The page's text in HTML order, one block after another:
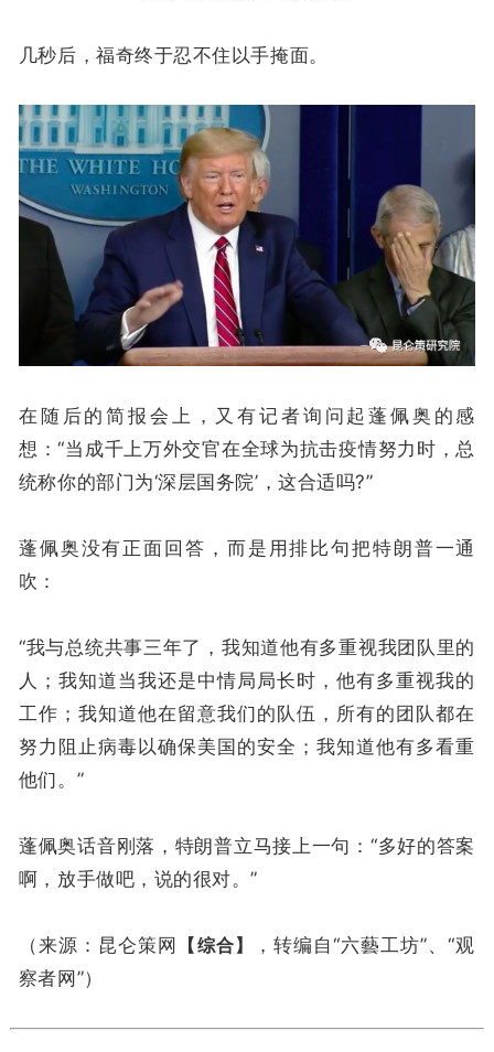
几秒后，福奇终于忍不住以手掩面。
在随后的简报会上，又有记者询问起蓬佩奥的感
想：“当成千上万外交官在全球为抗击疫情努力时，总
统称你的部门为‘深层国务院’，这合适吗?”
蓬佩奥没有正面回答，而是用排比句把特朗普一通
吹：
“我与总统共事三年了，我知道他有多重视我团队里的
人；我知道当我还是中情局局长时，他有多重视我的
工作；我知道他在留意我们的队伍，所有的团队都在
努力阻止病毒以确保美国的安全；我知道他有多看重
他们。”
蓬佩奥话音刚落，特朗普立马接上一句：“多好的答案
啊，放手做吧，说的很对。”
（来源：昆仑策网 【综合】
，转编自“六藝工坊”、“观
察者网”）